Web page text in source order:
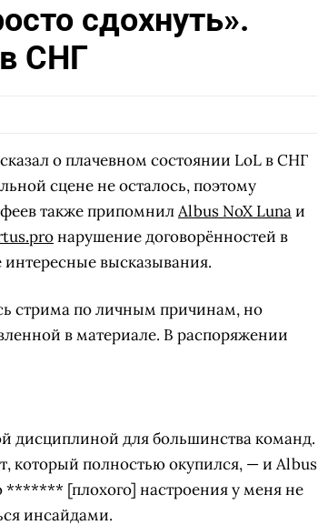
сдохнуть».
СНГ
о плачевном состоянии LoL в СНГ
сцене не осталось, поэтому
также припомнилAlbus NoX Lunaи
нарушение договорённостей в
высказывания.
стрима по личным причинам, но
в материале. В распоряжении
дисциплиной для большинства команд.
который полностью окупился, — и Albus
******* [плохого] настроения у меня не
инсайдами.